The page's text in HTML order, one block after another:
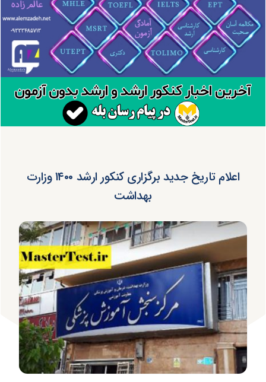
اعلام تاریخ جدید برگزاری کنکور ارشد ۱۴۰۰ وزارت
بهداشت